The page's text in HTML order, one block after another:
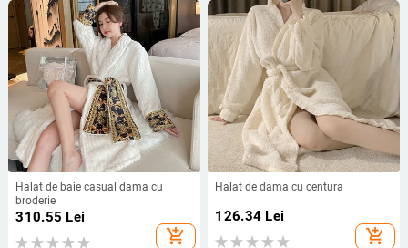
Halat de baie casual dama cu
broderie
310.55 Lei
add_shopping_cart
Halat de dama cu centura
126.34 Lei
add_shopping_cart